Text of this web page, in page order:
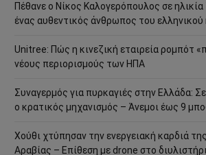
Πέθανε ο Νίκος Καλογερόπουλος σε
ένας αυθεντικός άνθρωπος του
Unitree: Πώς η κινεζική εταιρεία ρομπότ
νέους περιορισμούς των ΗΠΑ
Συναγερμός για πυρκαγιές στην Ελλάδα:
ο κρατικός μηχανισμός – Άνεμοι έως 9
Χούθι χτύπησαν την ενεργειακή καρδιά
Αραβίας – Επίθεση με drone στο